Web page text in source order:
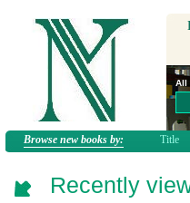
All
Browse new books by: Title
Recently